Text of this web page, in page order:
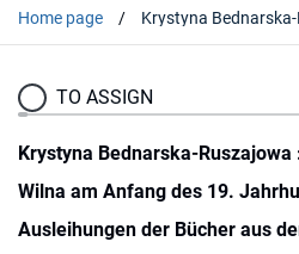
Home page
TO ASSIGN
Krystyna Bednarska-
Wilna am Anfang des 19.
Ausleihungen der Bücher aus